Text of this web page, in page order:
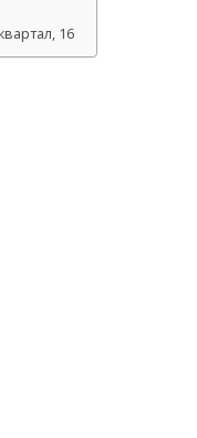
16